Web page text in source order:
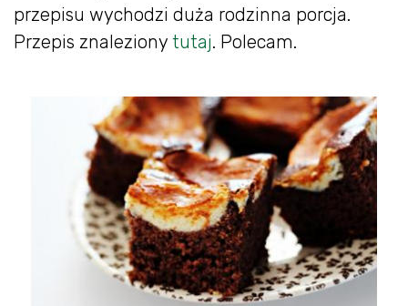
przepisu wychodzi duża rodzinna porcja.
Przepis znaleziony tutaj. Polecam.